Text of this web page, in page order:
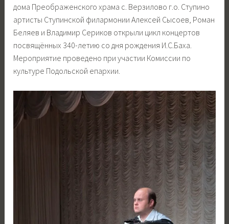
дома Преображенского храма с. Верзилово г.о. Ступино
артисты Ступинской филармонии Алексей Сысоев, Роман
Беляев и Владимир Сериков открыли цикл концертов
посвящённых 340-летию со дня рождения И.С.Баха.
Мероприятие проведено при участии Комиссии по
культуре Подольской епархии.